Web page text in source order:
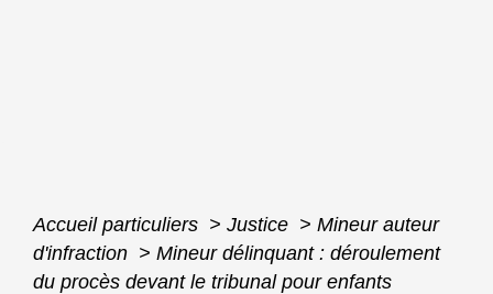
Accueil particuliers > Justice > Mineur auteur
d'infraction > Mineur délinquant : déroulement
du procès devant le tribunal pour enfants